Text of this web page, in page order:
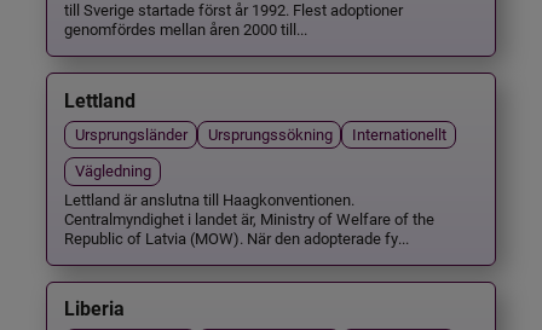
till Sverige startade först år 1992. Flest adoptioner
genomfördes mellan åren 2000 till...
Lettland
Ursprungsländer Ursprungssökning
Internationellt
Vägledning
Lettland är anslutna till Haagkonventionen.
Centralmyndighet i landet är, Ministry of Welfare of the
Republic of Latvia (MOW). När den adopterade fy...
Liberia